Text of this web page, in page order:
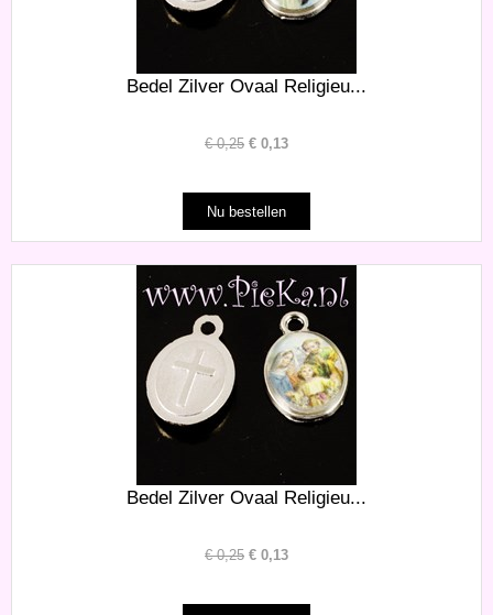
Bedel Zilver Ovaal Religieu...
€0,25 € 0,13
Bedel Zilver Ovaal Religieu...
€0,25 € 0,13